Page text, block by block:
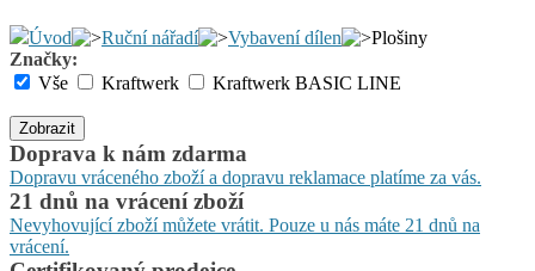
Úvod Ruční nářadí Vybavení dílen
Plošiny
Značky:
Vše
Kraftwerk Kraftwerk BASIC LINE
Zobrazit
Doprava k nám zdarma
Dopravu vráceného zboží a dopravu reklamace platíme za vás.
21 dnů na vrácení zboží
Nevyhovující zboží můžete vrátit. Pouze u nás máte 21 dnů na
vrácení.